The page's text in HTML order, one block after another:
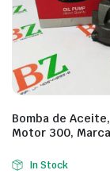
Bomba de
Motor 300,
In Stock